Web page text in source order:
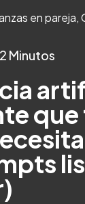
en pareja,
2 Minutos
que